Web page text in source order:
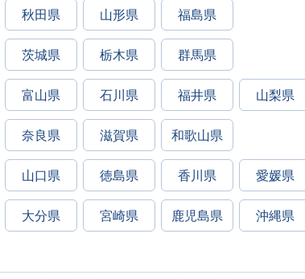
秋田県 山形県 福島県
茨城県 栃木県 群馬県
富山県 石川県 福井県 山梨県
奈良県 滋賀県 和歌山県
山口県 徳島県 香川県 愛媛県
大分県 宮崎県 鹿児島県 沖縄県